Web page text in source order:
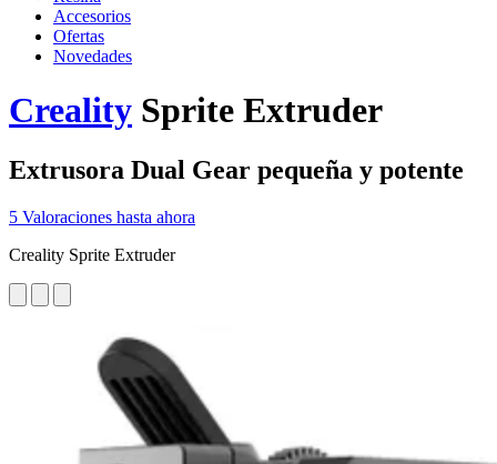
Accesorios
Ofertas
Novedades
Creality Sprite Extruder
Extrusora Dual Gear pequeña y potente
5 Valoraciones hasta ahora
Creality Sprite Extruder